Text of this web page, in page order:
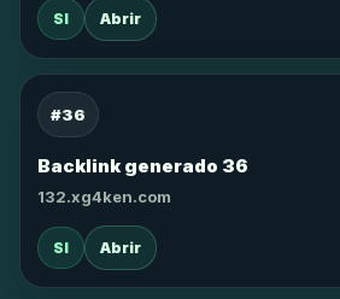
SI Abrir
#36
Backlink generado 36
132.xg4ken.com
SI Abrir